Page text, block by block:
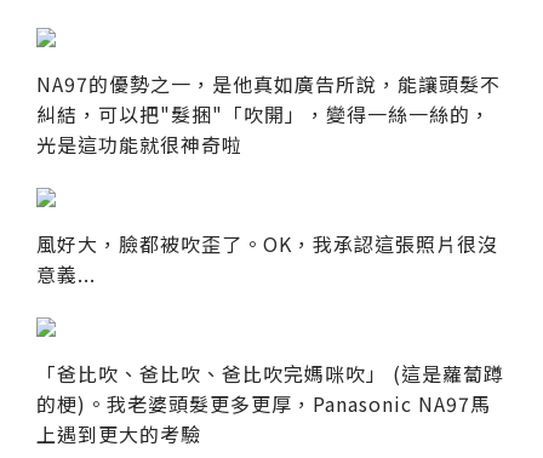
NA97的優勢之一，是他真如廣告所說，能讓頭髮不
糾結，可以把"髮捆"「吹開」，變得一絲一絲的，
光是這功能就很神奇啦
風好大，臉都被吹歪了。OK，我承認這張照片很沒
意義...
「爸比吹、爸比吹、爸比吹完媽咪吹」 (這是蘿蔔蹲
的梗)。我老婆頭髮更多更厚，Panasonic NA97馬
上遇到更大的考驗